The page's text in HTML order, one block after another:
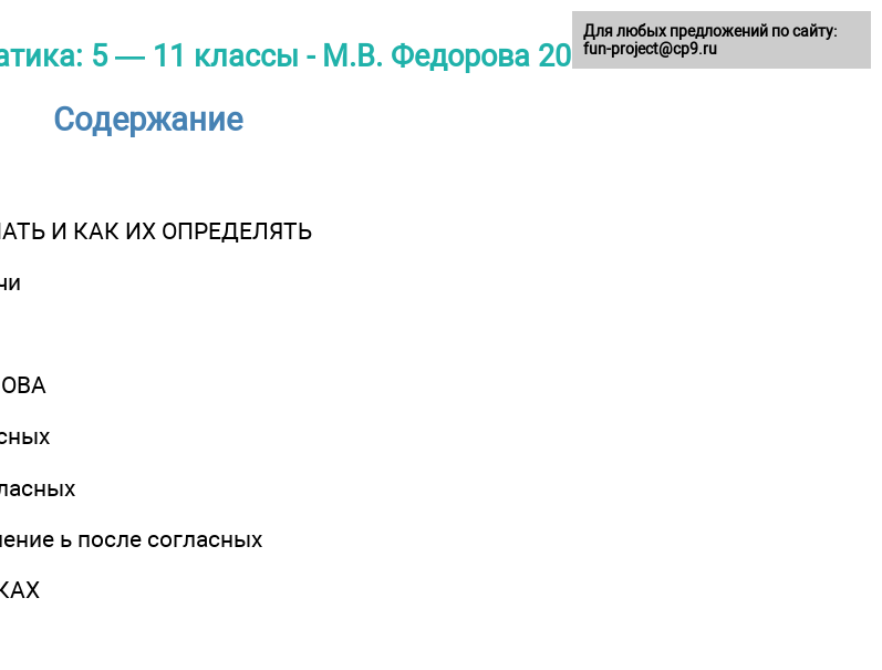
5 — 11 классы - М.В. Федорова 2011
Содержание
И КАК ИХ ОПРЕДЕЛЯТЬ
ь после согласных
Для любых предложений по сайту:
fun-project@cp9.ru